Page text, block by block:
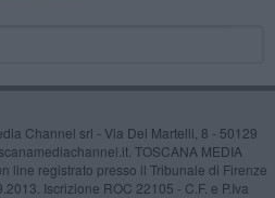
Channel srl - Via Dei Martelli, 8 - 50129
TOSCANA MEDIA
line registrato presso il Tribunale di Firenze
Iscrizione ROC 22105 - C.F. e P.Iva